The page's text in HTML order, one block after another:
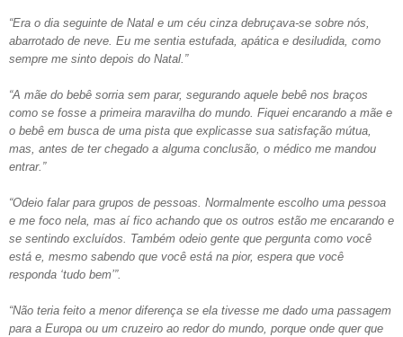
“Era o dia seguinte de Natal e um céu cinza debruçava-se sobre nós,
abarrotado de neve. Eu me sentia estufada, apática e desiludida, como
sempre me sinto depois do Natal.”
“A mãe do bebê sorria sem parar, segurando aquele bebê nos braços
como se fosse a primeira maravilha do mundo. Fiquei encarando a mãe e
o bebê em busca de uma pista que explicasse sua satisfação mútua,
mas, antes de ter chegado a alguma conclusão, o médico me mandou
entrar.”
“Odeio falar para grupos de pessoas. Normalmente escolho uma pessoa
e me foco nela, mas aí fico achando que os outros estão me encarando e
se sentindo excluídos. Também odeio gente que pergunta como você
está e, mesmo sabendo que você está na pior, espera que você
responda ‘tudo bem’”.
“Não teria feito a menor diferença se ela tivesse me dado uma passagem
para a Europa ou um cruzeiro ao redor do mundo, porque onde quer que